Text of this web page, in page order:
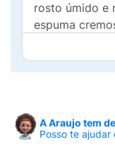
rosto úmido e
espuma
abundância.
Precauções:
de irritação ou
procurar
A Araujo tem
Posso te ajudar